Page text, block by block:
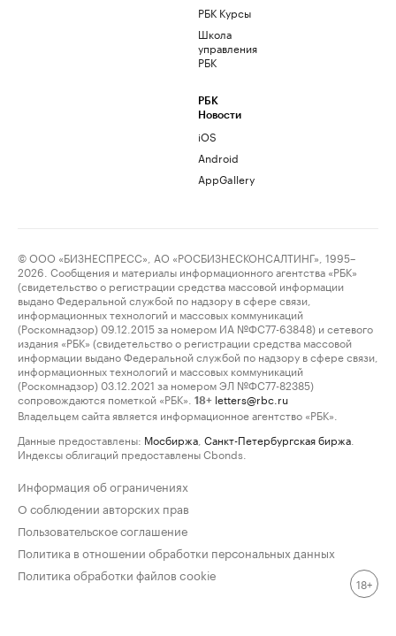
РБК Курсы
Школа
управления
РБК
РБК
Новости
iOS
Android
AppGallery
© ООО «БИЗНЕСПРЕСС», АО «РОСБИЗНЕСКОНСАЛТИНГ», 1995–
2026. Сообщения и материалы информационного агентства «РБК»
(свидетельство о регистрации средства массовой информации
выдано Федеральной службой по надзору в сфере связи,
информационных технологий и массовых коммуникаций
(Роскомнадзор) 09.12.2015 за номером ИА №ФС77-63848) и сетевого
издания «РБК» (свидетельство о регистрации средства массовой
информации выдано Федеральной службой по надзору в сфере связи,
информационных технологий и массовых коммуникаций
(Роскомнадзор) 03.12.2021 за номером ЭЛ №ФС77-82385)
сопровождаются пометкой «РБК».
18+ letters@rbc.ru
Владельцем сайта является информационное агентство «РБК».
Данные предоставлены: Мосбиржа Санкт-Петербургская биржа
Индексы облигаций предоставлены Cbonds.
Информация об ограничениях
О соблюдении авторских прав
Пользовательское соглашение
Политика в отношении обработки персональных данных
Политика обработки файлов cookie
18+